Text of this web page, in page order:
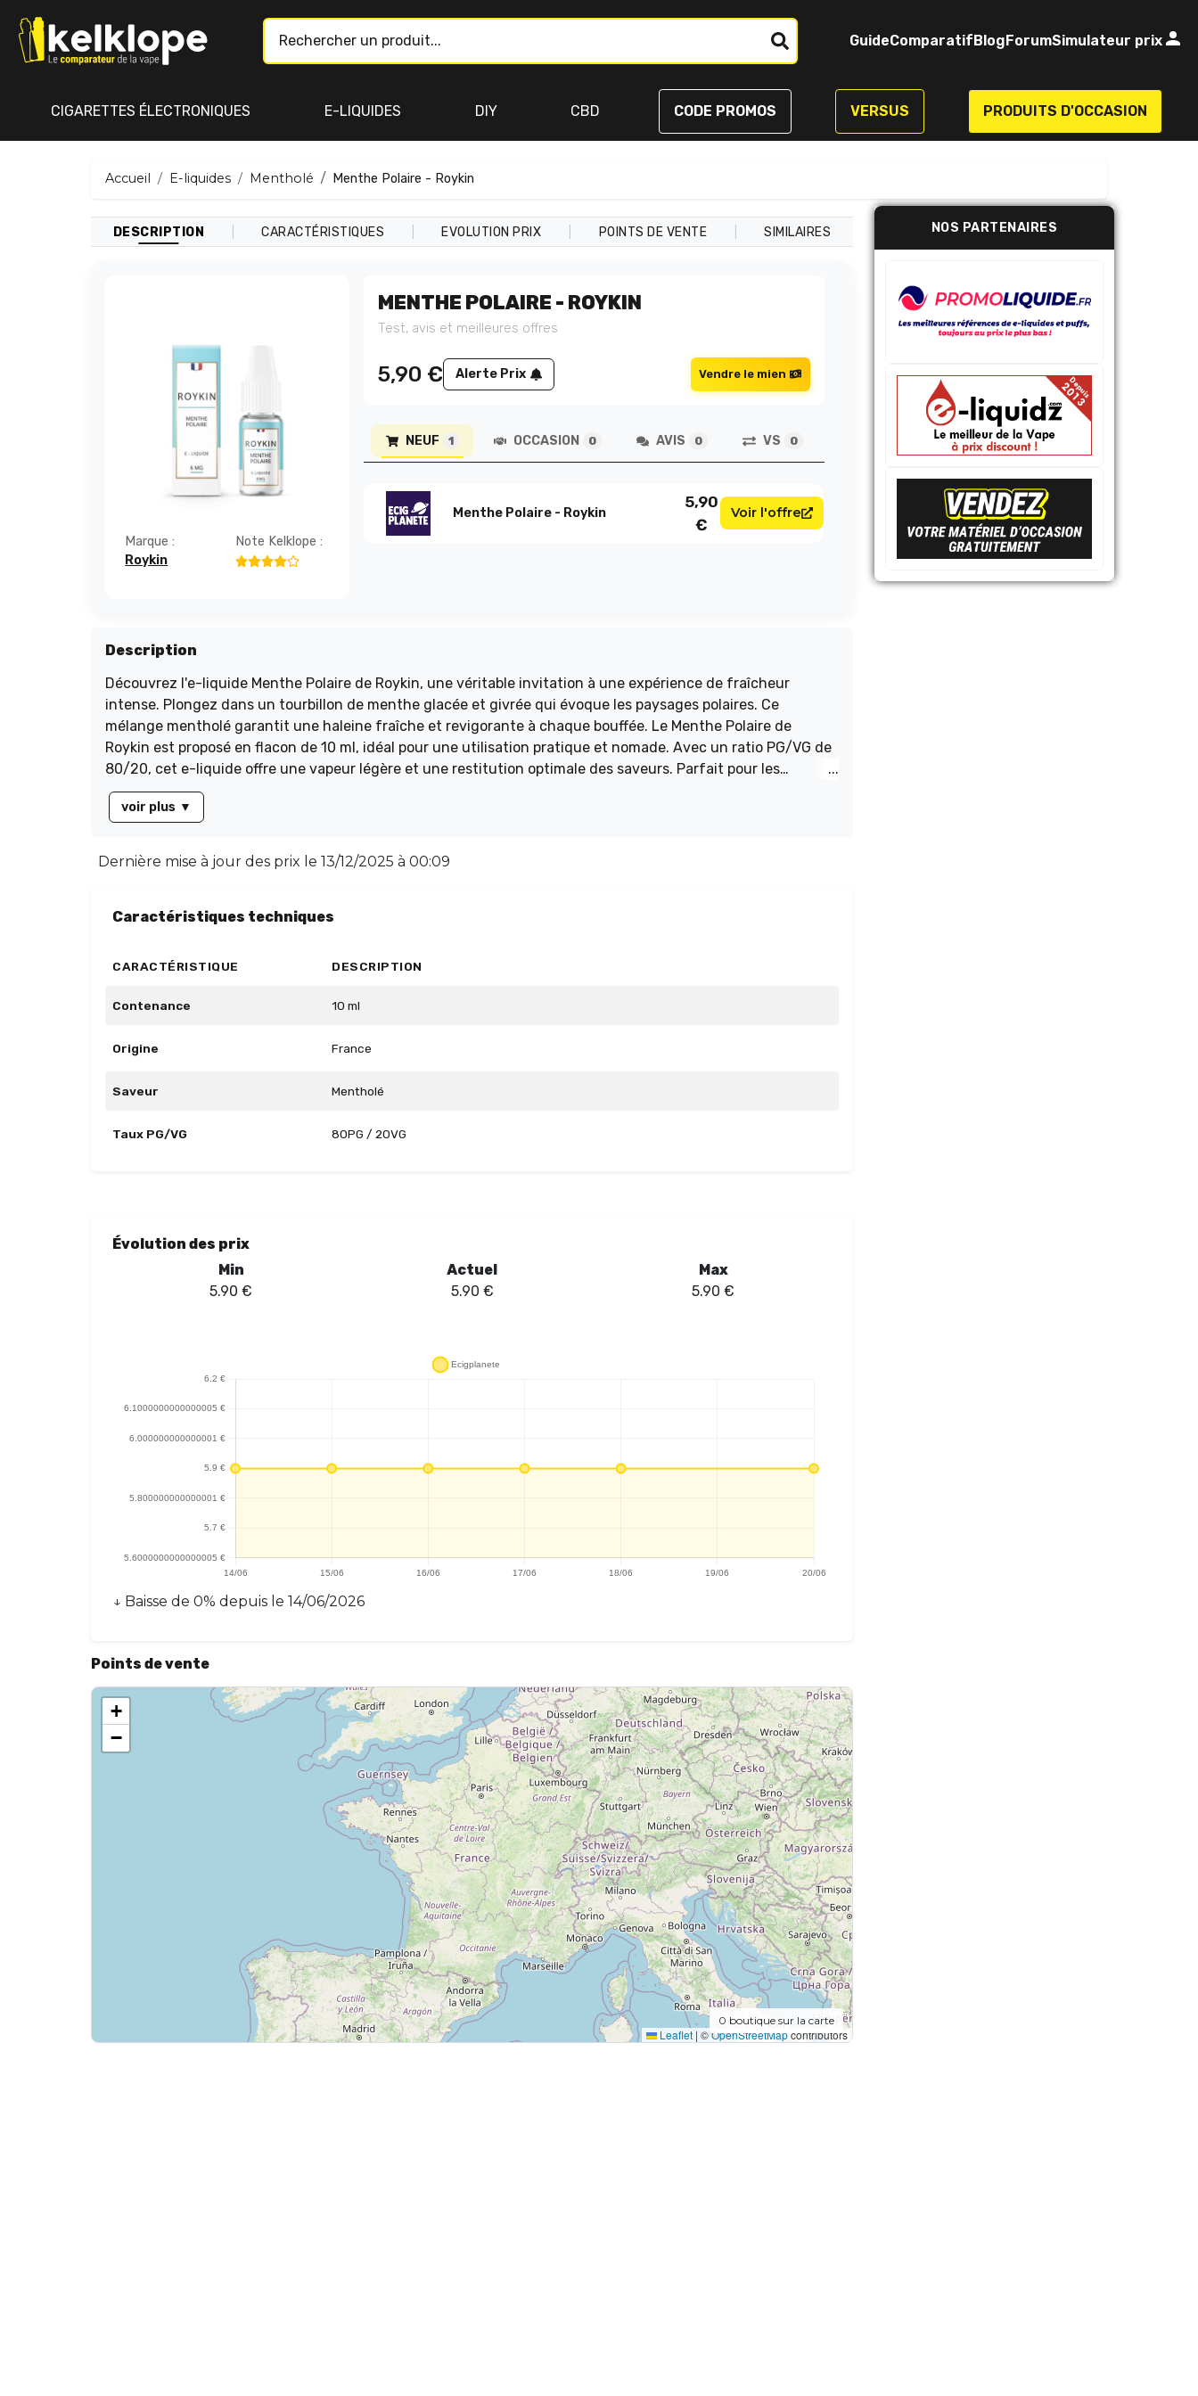
GuideComparatifBlogForumSimulateur prix
CIGARETTES ÉLECTRONIQUES E-LIQUIDES DIY CBD CODE PROMOS VERSUS PRODUITS D'OCCASION
Accueil E-liquides Mentholé Menthe Polaire - Roykin
DESCRIPTION CARACTÉRISTIQUES EVOLUTION PRIX POINTS DE VENTE SIMILAIRES
Marque :
Roykin
Note Kelklope :
MENTHE POLAIRE - ROYKIN
Test, avis et meilleures offres
5,90 € Alerte Prix Vendre le mien
NEUF 1 OCCASION 0 AVIS 0 VS 0
Menthe Polaire - Roykin
5,90
€
Voir l'offre
Description
Découvrez l'e-liquide Menthe Polaire de Roykin, une véritable invitation à une expérience de fraîcheur
intense. Plongez dans un tourbillon de menthe glacée et givrée qui évoque les paysages polaires. Ce
mélange mentholé garantit une haleine fraîche et revigorante à chaque bouffée. Le Menthe Polaire de
Roykin est proposé en flacon de 10 ml, idéal pour une utilisation pratique et nomade. Avec un ratio PG/VG de
80/20, cet e-liquide offre une vapeur légère et une restitution optimale des saveurs. Parfait pour les
amateurs de sensations mentholées, il saura vous séduire par sa fraîcheur incomparable.
voir plus ▼
Dernière mise à jour des prix le 13/12/2025 à 00:09
Caractéristiques techniques
CARACTÉRISTIQUE DESCRIPTION
Contenance 10 ml
Origine France
Saveur Mentholé
Taux PG/VG 80PG / 20VG
Évolution des prix
Min
5.90 €
Actuel
5.90 €
Max
5.90 €
↓ Baisse de 0% depuis le 14/06/2026
Points de vente
+
−
Leaflet | ©OpenStreetMapcontributors
0 boutique sur la carte
NOS PARTENAIRES